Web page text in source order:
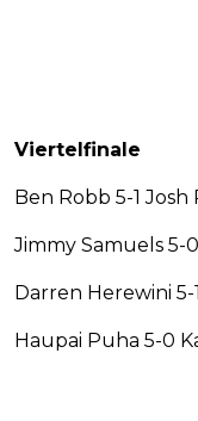
Viertelfinale
Ben Robb 5-1 Josh
Jimmy Samuels 5-
Darren Herewini
Haupai Puha 5-0